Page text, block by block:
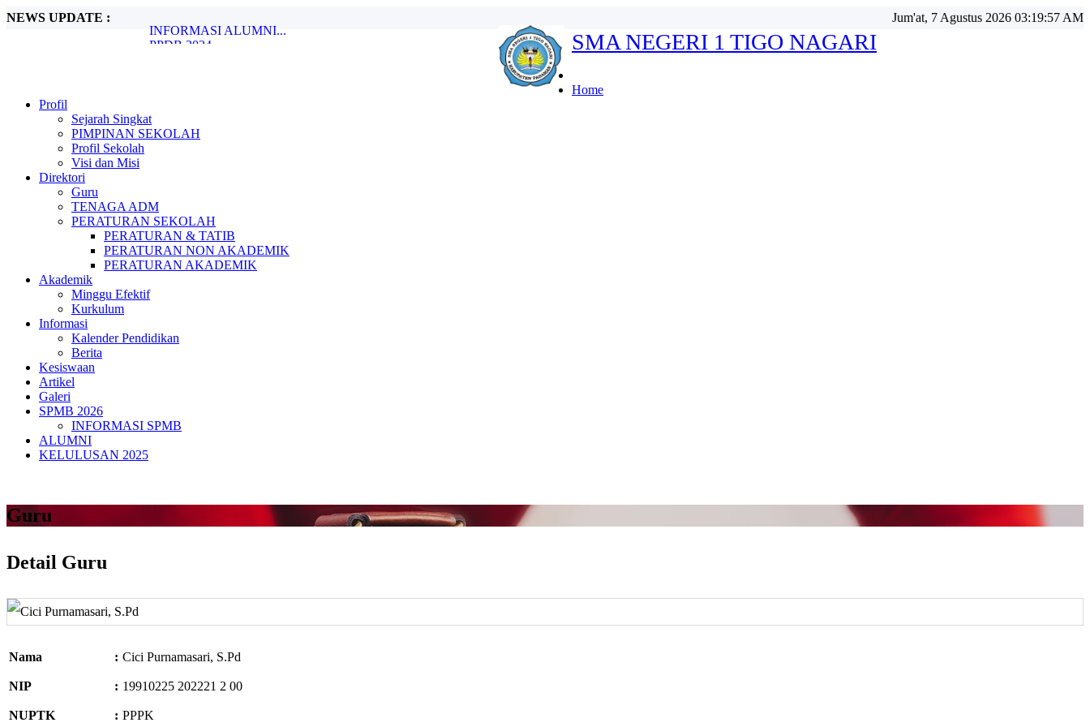
NEWS UPDATE :
INFORMASI ALUMNI...
PPDB 2024...
PPDB SMA NEGERI 1 TIGO NAGARI...
Ada Rahasia di Balik Kebiasaan Membaca...
Jum'at, 7 Agustus 2026 03:19:57 AM
SMA NEGERI 1 TIGO NAGARI
Home
Profil
Sejarah Singkat
PIMPINAN SEKOLAH
Profil Sekolah
Visi dan Misi
Direktori
Guru
TENAGA ADM
PERATURAN SEKOLAH
PERATURAN & TATIB
PERATURAN NON AKADEMIK
PERATURAN AKADEMIK
Akademik
Minggu Efektif
Kurkulum
Informasi
Kalender Pendidikan
Berita
Kesiswaan
Artikel
Galeri
SPMB 2026
INFORMASI SPMB
ALUMNI
KELULUSAN 2025
Guru
Detail Guru
Nama : Cici Purnamasari, S.Pd
NIP : 19910225 202221 2 00
NUPTK : PPPK